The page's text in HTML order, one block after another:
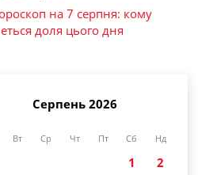
на 7 серпня: кому
доля цього дня
Серпень 2026
Вт Ср Чт Пт Сб Нд
1
2